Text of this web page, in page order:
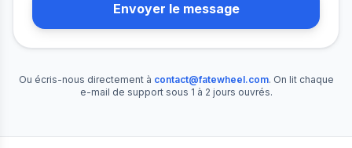
Envoyer le message
Ou écris-nous directement à contact@fatewheel.com. On lit chaque
e-mail de support sous 1 à 2 jours ouvrés.